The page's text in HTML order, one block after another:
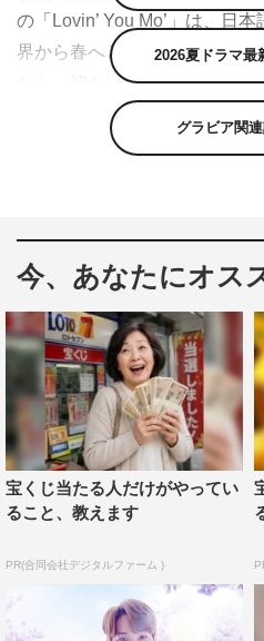
の「Lovin’ You Mo’」は、日
界から春へと移り変わってい
から、切ないメロディへと展
ーとなっている。
マ特設サイト
（http://www.wowow.co.jp/
中。
『連続ドラマW 春が来た』
2018年1月13日（土）
ト
2026夏ドラマ最
グラビア関
今、あなたにオス
宝くじ当たる人だけがやってい
ること、教えます
PR(合同会社デジタルファーム )